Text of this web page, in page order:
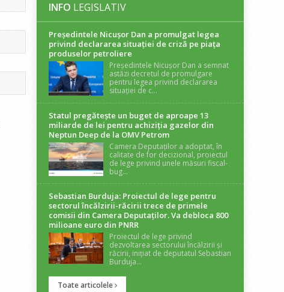
INFO LEGISLATIV
Președintele Nicuşor Dan a promulgat legea
privind declararea situaţiei de criză pe piaţa
produselor petroliere
Președintele Nicușor Dan a semnat
astăzi decretul de promulgare
pentru legea privind declararea
situației de c...
Statul pregătește un buget de aproape 13
miliarde de lei pentru achiziția gazelor din
Neptun Deep de la OMV Petrom
Camera Deputaților a adoptat, în
calitate de for decizional, proiectul
de lege privind unele măsuri fiscal-
bug...
Sebastian Burduja: Proiectul de lege pentru
sectorul încălzirii-răcirii trece de primele
comisii din Camera Deputaților. Va debloca 800
milioane euro din PNRR
Proiectul de lege privind
dezvoltarea sectorului încălzirii și
răcirii, inițiat de deputatul Sebastian
Burduja...
Toate articolele